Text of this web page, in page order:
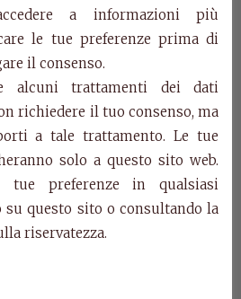
d'arredo Prodotti
categoria
a informazioni più
le tue preferenze prima di
il consenso.
alcuni trattamenti dei dati
richiedere il tuo consenso, ma
a tale trattamento. Le tue
solo a questo sito web.
tue preferenze in qualsiasi
questo sito o consultando la
riservatezza.